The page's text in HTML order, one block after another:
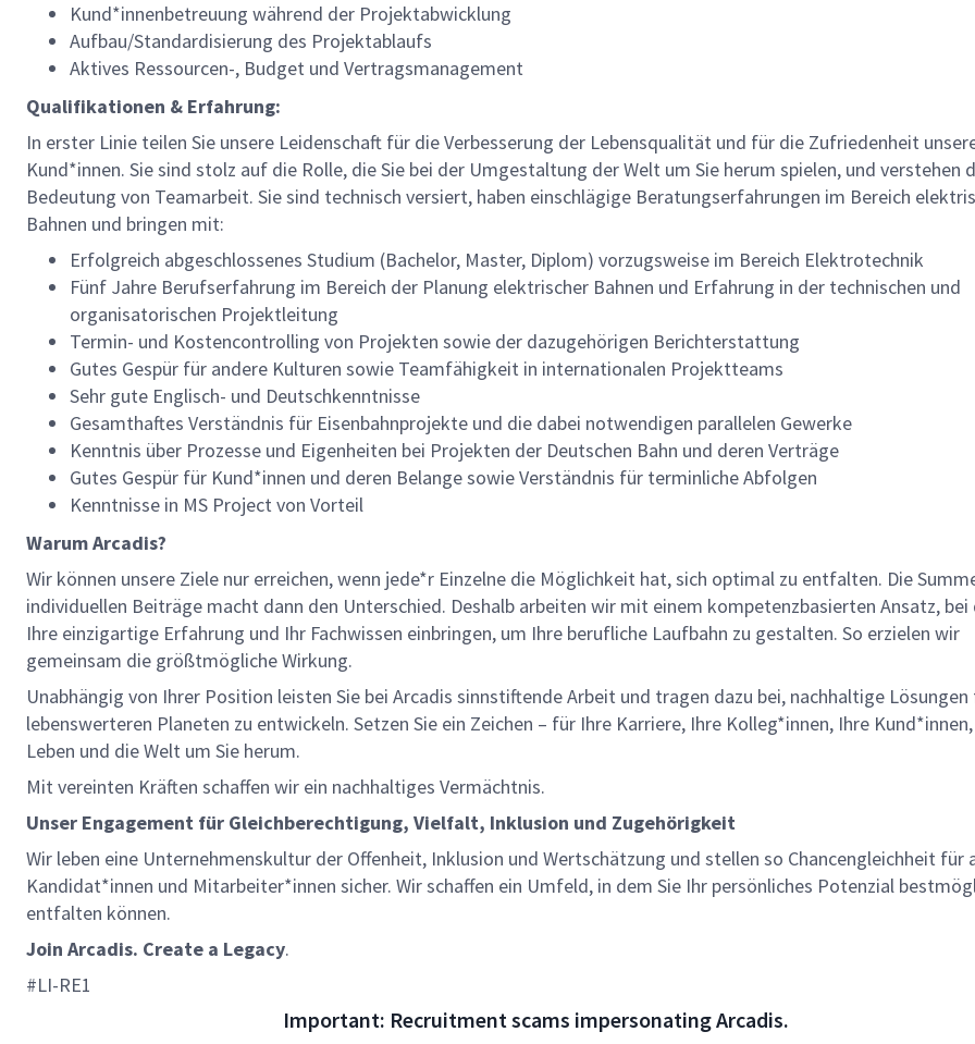
Kund*innenbetreuung während der Projektabwicklung
Aufbau/Standardisierung des Projektablaufs
Aktives Ressourcen-, Budget und Vertragsmanagement
Qualifikationen & Erfahrung:
In erster Linie teilen Sie unsere Leidenschaft für die Verbesserung der Lebensqualität und für die Zufriedenheit
Kund*innen. Sie sind stolz auf die Rolle, die Sie bei der Umgestaltung der Welt um Sie herum spielen, und verstehen
Bedeutung von Teamarbeit. Sie sind technisch versiert, haben einschlägige Beratungserfahrungen im Bereich
Bahnen und bringen mit:
Erfolgreich abgeschlossenes Studium (Bachelor, Master, Diplom) vorzugsweise im Bereich Elektrotechnik
Fünf Jahre Berufserfahrung im Bereich der Planung elektrischer Bahnen und Erfahrung in der technischen und
organisatorischen Projektleitung
Termin- und Kostencontrolling von Projekten sowie der dazugehörigen Berichterstattung
Gutes Gespür für andere Kulturen sowie Teamfähigkeit in internationalen Projektteams
Sehr gute Englisch- und Deutschkenntnisse
Gesamthaftes Verständnis für Eisenbahnprojekte und die dabei notwendigen parallelen Gewerke
Kenntnis über Prozesse und Eigenheiten bei Projekten der Deutschen Bahn und deren Verträge
Gutes Gespür für Kund*innen und deren Belange sowie Verständnis für terminliche Abfolgen
Kenntnisse in MS Project von Vorteil
Warum Arcadis?
Wir können unsere Ziele nur erreichen, wenn jede*r Einzelne die Möglichkeit hat, sich optimal zu entfalten. Die
individuellen Beiträge macht dann den Unterschied. Deshalb arbeiten wir mit einem kompetenzbasierten Ansatz, bei
Ihre einzigartige Erfahrung und Ihr Fachwissen einbringen, um Ihre berufliche Laufbahn zu gestalten. So erzielen wir
gemeinsam die größtmögliche Wirkung.
Unabhängig von Ihrer Position leisten Sie bei Arcadis sinnstiftende Arbeit und tragen dazu bei, nachhaltige Lösungen
lebenswerteren Planeten zu entwickeln. Setzen Sie ein Zeichen – für Ihre Karriere, Ihre Kolleg*innen, Ihre
Leben und die Welt um Sie herum.
Mit vereinten Kräften schaffen wir ein nachhaltiges Vermächtnis.
Unser Engagement für Gleichberechtigung, Vielfalt, Inklusion und Zugehörigkeit
Wir leben eine Unternehmenskultur der Offenheit, Inklusion und Wertschätzung und stellen so Chancengleichheit für
Kandidat*innen und Mitarbeiter*innen sicher. Wir schaffen ein Umfeld, in dem Sie Ihr persönliches Potenzial
entfalten können.
Join Arcadis. Create a Legacy.
#LI-RE1
Important: Recruitment scams impersonating Arcadis.